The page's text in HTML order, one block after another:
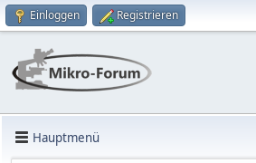
Einloggen Registrieren
Hauptmenü